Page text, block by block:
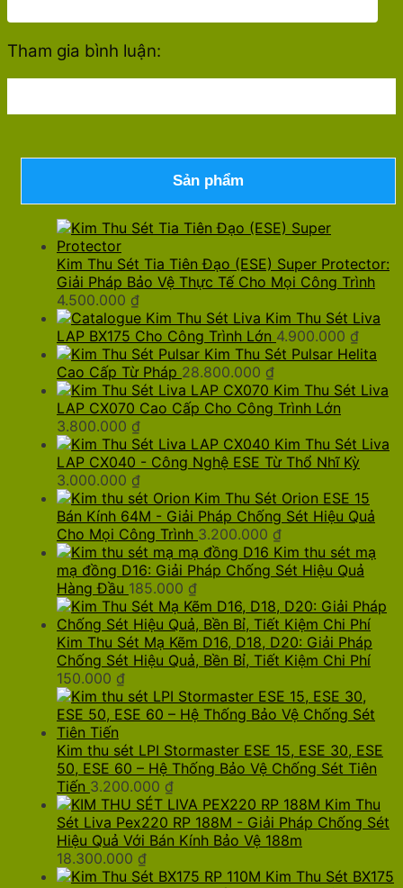
Tham gia bình luận:
Sản phẩm
Kim Thu Sét Tia Tiên Đạo (ESE) Super Protector:
Giải Pháp Bảo Vệ Thực Tế Cho Mọi Công Trình
4.500.000 ₫
Kim Thu Sét Liva
LAP BX175 Cho Công Trình Lớn 4.900.000 ₫
Kim Thu Sét Pulsar Helita
Cao Cấp Từ Pháp 28.800.000 ₫
Kim Thu Sét Liva
LAP CX070 Cao Cấp Cho Công Trình Lớn
3.800.000 ₫
Kim Thu Sét Liva
LAP CX040 - Công Nghệ ESE Từ Thổ Nhĩ Kỳ
3.000.000 ₫
Kim Thu Sét Orion ESE 15
Bán Kính 64M - Giải Pháp Chống Sét Hiệu Quả
Cho Mọi Công Trình 3.200.000 ₫
Kim thu sét mạ
mạ đồng D16: Giải Pháp Chống Sét Hiệu Quả
Hàng Đầu 185.000 ₫
Kim Thu Sét Mạ Kẽm D16, D18, D20: Giải Pháp
Chống Sét Hiệu Quả, Bền Bỉ, Tiết Kiệm Chi Phí
150.000 ₫
Kim thu sét LPI Stormaster ESE 15, ESE 30, ESE
50, ESE 60 – Hệ Thống Bảo Vệ Chống Sét Tiên
Tiến 3.200.000 ₫
Kim Thu
Sét Liva Pex220 RP 188M - Giải Pháp Chống Sét
Hiệu Quả Với Bán Kính Bảo Vệ 188m
18.300.000 ₫
Kim Thu Sét BX175